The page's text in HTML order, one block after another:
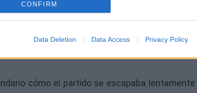
CONFIRM
Data Deletion Data Access Privacy Policy
reflejado sobre la pista durante estas Finales.
de tensión, no ha controlado el ritmo cuando
ha logrado generar el impacto ofensivo
cómo el partido se escapaba lentamente